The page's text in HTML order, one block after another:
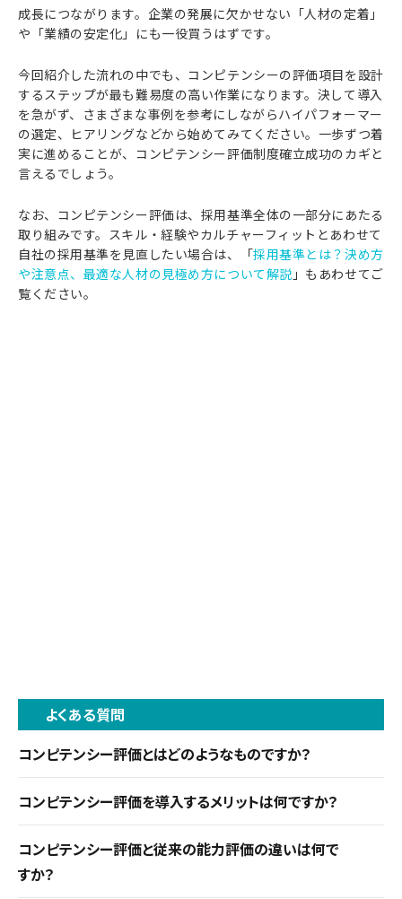
成長につながります。企業の発展に欠かせない「人材の定着」
や「業績の安定化」にも一役買うはずです。
今回紹介した流れの中でも、コンピテンシーの評価項目を設計
するステップが最も難易度の高い作業になります。決して導入
を急がず、さまざまな事例を参考にしながらハイパフォーマー
の選定、ヒアリングなどから始めてみてください。一歩ずつ着
実に進めることが、コンピテンシー評価制度確立成功のカギと
言えるでしょう。
なお、コンピテンシー評価は、採用基準全体の一部分にあたる
取り組みです。スキル・経験やカルチャーフィットとあわせて
自社の採用基準を見直したい場合は、「採用基準とは？決め方
や注意点、最適な人材の見極め方について解説 」もあわせてご
覧ください。
よくある質問
コンピテンシー評価とはどのようなものですか？
スキルや能力だけではなく社員の行動特性を評価
する手法です。ハイパフォーマーの行動を分析・モデ
ル化し、評価項目を作成します。
コンピテンシー評価を導入するメリットは何ですか？
客観的で公正な評価により社員の納得感が高まり、
人材育成が効率化・スピードアップします。また自社
の経営ビジョンや戦略と人事評価の方向性を合わ
コンピテンシー評価と従来の能力評価の違いは何で
すか？